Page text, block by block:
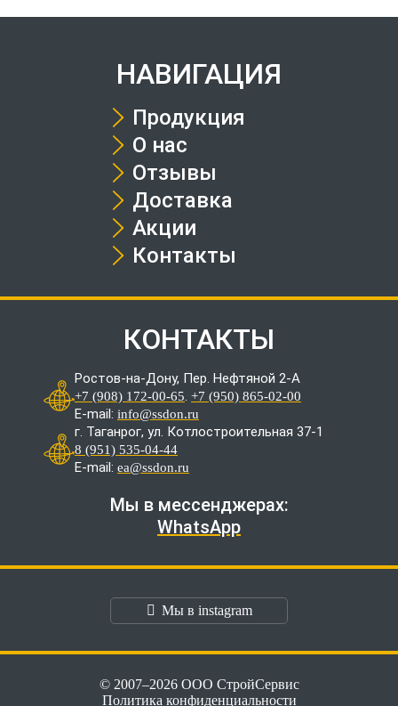
НАВИГАЦИЯ
Продукция
О нас
Отзывы
Доставка
Акции
Контакты
КОНТАКТЫ
Ростов-на-Дону, Пер. Нефтяной 2-А
+7 (908) 172-00-65. +7 (950) 865-02-00
E-mail: info@ssdon.ru
г. Таганрог, ул. Котлостроительная 37-1
8 (951) 535-04-44
E-mail: ea@ssdon.ru
Мы в мессенджерах:
WhatsApp
Мы в instagram
© 2007–2026 ООО СтройСервис
Политика конфиденциальности